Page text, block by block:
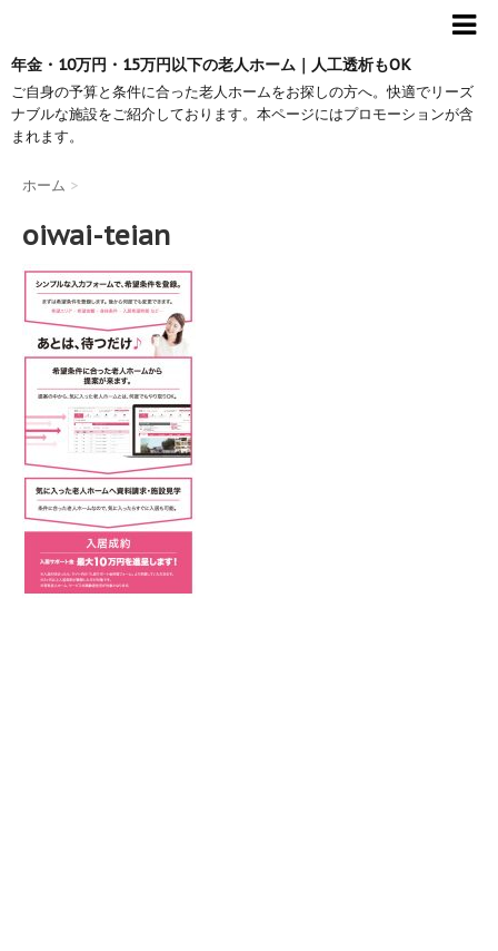
年金・10万円・15万円以下の老人ホーム｜人工透析もOK
ご自身の予算と条件に合った老人ホームをお探しの方へ。快適でリーズ
ナブルな施設をご紹介しております。本ページにはプロモーションが含
まれます。
ホーム >
oiwai-teian